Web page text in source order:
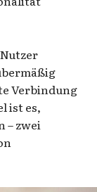
Verbindung
ist es,
– zwei